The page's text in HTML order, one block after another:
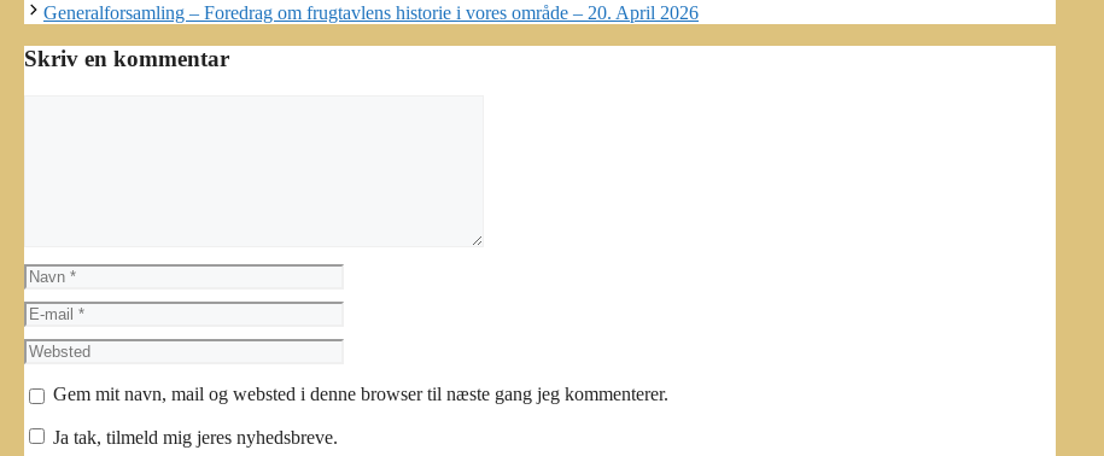
Generalforsamling – Foredrag om frugtavlens historie i vores område – 20. April 2026
Skriv en kommentar
Navn
E-
mail
Websted
Gem mit navn, mail og websted i denne browser til næste gang jeg kommenterer.
Ja tak, tilmeld mig jeres nyhedsbreve.